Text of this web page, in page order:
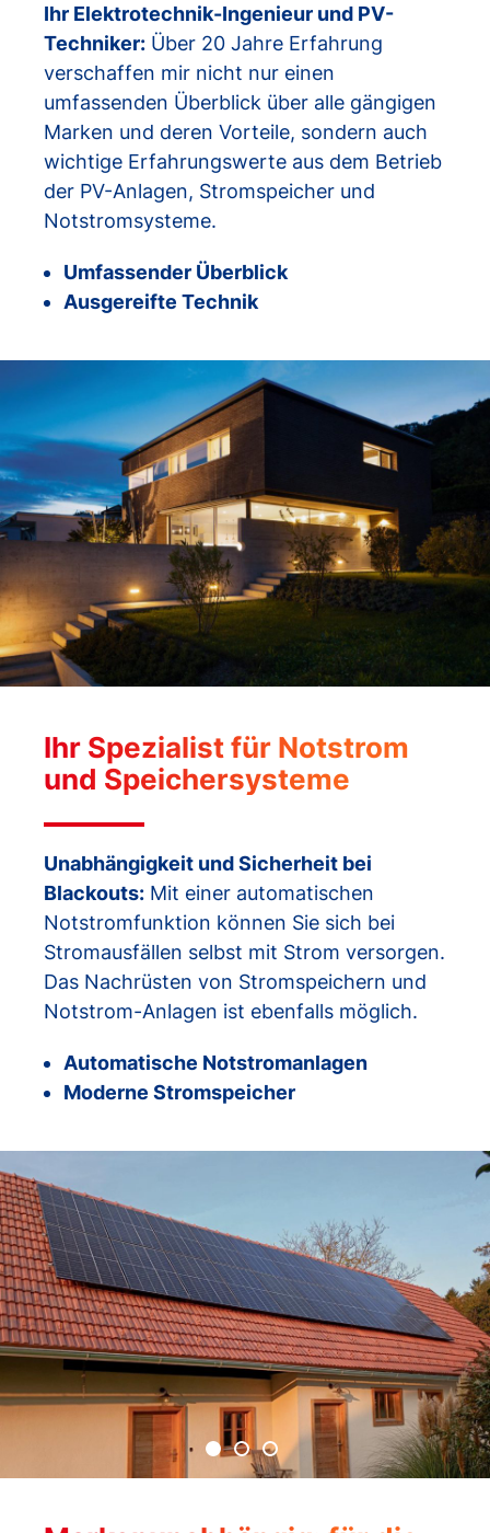
Ihr Elektrotechnik-Ingenieur und PV-
Techniker: Über 20 Jahre Erfahrung
verschaffen mir nicht nur einen
umfassenden Überblick über alle gängigen
Marken und deren Vorteile, sondern auch
wichtige Erfahrungswerte aus dem Betrieb
der PV-Anlagen, Stromspeicher und
Notstromsysteme.
Umfassender Überblick
Ausgereifte Technik
Ihr Spezialist für Notstrom
und Speichersysteme
Unabhängigkeit und Sicherheit bei
Blackouts: Mit einer automatischen
Notstromfunktion können Sie sich bei
Stromausfällen selbst mit Strom versorgen.
Das Nachrüsten von Stromspeichern und
Notstrom-Anlagen ist ebenfalls möglich.
Automatische Notstromanlagen
Moderne Stromspeicher